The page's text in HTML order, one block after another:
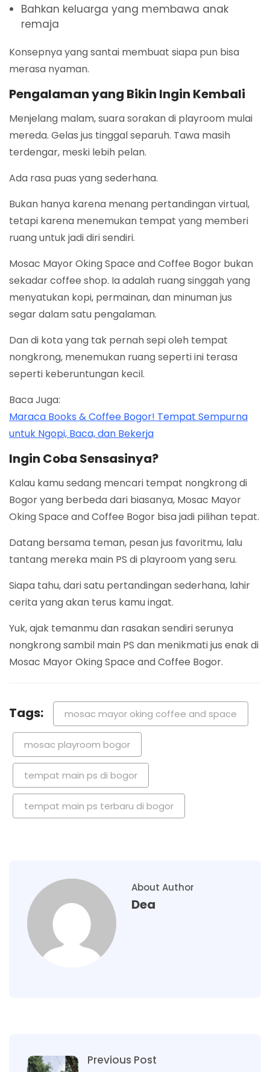
Bahkan keluarga yang membawa anak
remaja
Konsepnya yang santai membuat siapa pun bisa
merasa nyaman.
Pengalaman yang Bikin Ingin Kembali
Menjelang malam, suara sorakan di playroom mulai
mereda. Gelas jus tinggal separuh. Tawa masih
terdengar, meski lebih pelan.
Ada rasa puas yang sederhana.
Bukan hanya karena menang pertandingan virtual,
tetapi karena menemukan tempat yang memberi
ruang untuk jadi diri sendiri.
Mosac Mayor Oking Space and Coffee Bogor bukan
sekadar coffee shop. Ia adalah ruang singgah yang
menyatukan kopi, permainan, dan minuman jus
segar dalam satu pengalaman.
Dan di kota yang tak pernah sepi oleh tempat
nongkrong, menemukan ruang seperti ini terasa
seperti keberuntungan kecil.
Baca Juga:
Maraca Books & Coffee Bogor! Tempat Sempurna
untuk Ngopi, Baca, dan Bekerja
Ingin Coba Sensasinya?
Kalau kamu sedang mencari tempat nongkrong di
Bogor yang berbeda dari biasanya, Mosac Mayor
Oking Space and Coffee Bogor bisa jadi pilihan tepat.
Datang bersama teman, pesan jus favoritmu, lalu
tantang mereka main PS di playroom yang seru.
Siapa tahu, dari satu pertandingan sederhana, lahir
cerita yang akan terus kamu ingat.
Yuk, ajak temanmu dan rasakan sendiri serunya
nongkrong sambil main PS dan menikmati jus enak di
Mosac Mayor Oking Space and Coffee Bogor.
Tags: mosac mayor oking coffee and space
mosac playroom bogor
tempat main ps di bogor
tempat main ps terbaru di bogor
About Author
Dea
Previous Post